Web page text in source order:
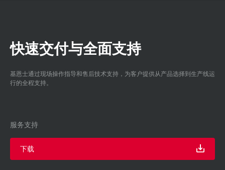
快速交付与全面支持
基恩士通过现场操作指导和售后技术支持，为客户提供从产品选择到生产线运
行的全程支持。
服务支持
下载